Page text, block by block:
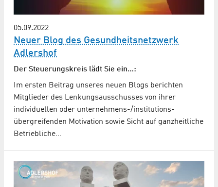
05.09.2022
Neuer Blog des Gesundheitsnetzwerk
Adlershof
Der Steuerungskreis lädt Sie ein…:
Im ersten Beitrag unseres neuen Blogs berichten
Mitglieder des Lenkungsausschusses von ihrer
individuellen oder unternehmens-/institutions­
übergreifenden Motivation sowie Sicht auf ganzheitliche
Betriebliche…